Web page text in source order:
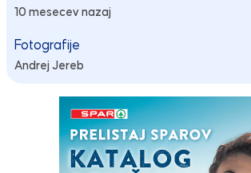
10 mesecev nazaj
Fotografije
Andrej Jereb